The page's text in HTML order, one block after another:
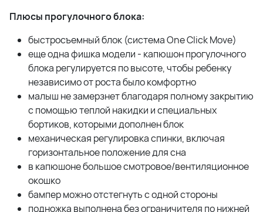
Плюсы прогулочного блока:
быстросъемный блок (система One Click Move)
еще одна фишка модели - капюшон прогулочного
блока регулируется по высоте, чтобы ребенку
независимо от роста было комфортно
малыш не замерзнет благодаря полному закрытию
с помощью теплой накидки и специальных
бортиков, которыми дополнен блок
механическая регулировка спинки, включая
горизонтальное положение для сна
в капюшоне большое смотровое/вентиляционное
окошко
бампер можно отстегнуть с одной стороны
подножка выполнена без ограничителя по нижней